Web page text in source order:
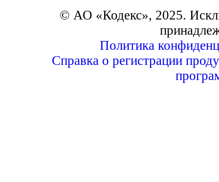
© АО «Кодекс», 2025.
Политика
Справка о регистрации